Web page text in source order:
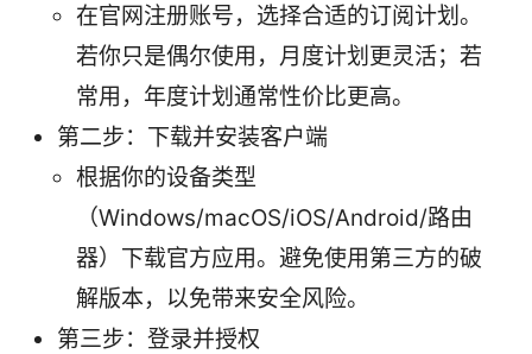
在官网注册账号，选择合适的订阅计划。
若你只是偶尔使用，月度计划更灵活；若
常用，年度计划通常性价比更高。
第二步：下载并安装客户端
根据你的设备类型
（Windows/macOS/iOS/Android/路由
器）下载官方应用。避免使用第三方的破
解版本，以免带来安全风险。
第三步：登录并授权